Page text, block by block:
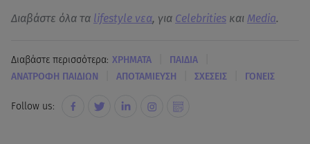
Διαβάστε όλα τα lifestyle νεα, για Celebrities και Media.
Διαβάστε περισσότερα: ΧΡΗΜΑΤΑ ΠΑΙΔΙΑ
ΑΝΑΤΡΟΦΗ ΠΑΙΔΙΩΝ ΑΠΟΤΑΜΙΕΥΣΗ ΣΧΕΣΕΙΣ ΓΟΝΕΙΣ
Follow us: